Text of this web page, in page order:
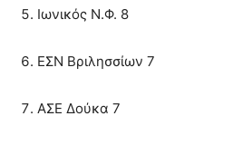
Ιωνικός Ν.Φ. 8
ΕΣΝ Βριλησσίων 7
ΑΣΕ Δούκα 7